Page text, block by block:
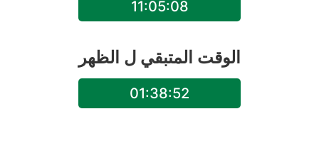
11:05:08
الوقت المتبقي ل الظهر
01:38:52